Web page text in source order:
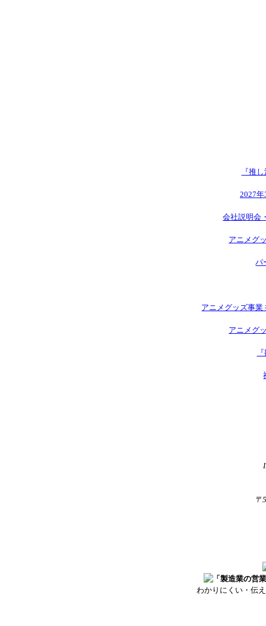
『推
2027
会社説明会
アニメグ
パ
アニメグッズ事
アニメグ
〒
わかりにくい・伝